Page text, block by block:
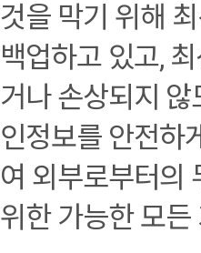
것을 막기 위해
백업하고 있고,
거나 손상되지
인정보를 안전하
여 외부로부터의
위한 가능한 모